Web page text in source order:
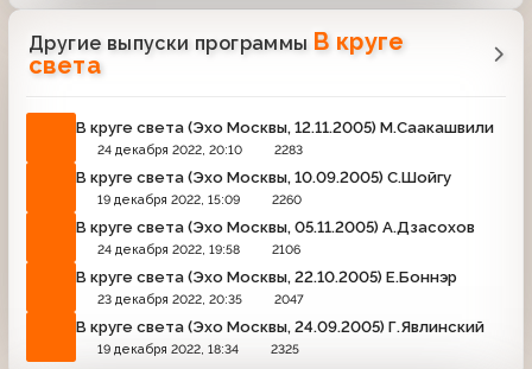
Другие выпуски программы В круге
света
В круге света (Эхо Москвы, 12.11.2005) М.Саакашвили
24 декабря 2022, 20:10 2283
В круге света (Эхо Москвы, 10.09.2005) С.Шойгу
19 декабря 2022, 15:09 2260
В круге света (Эхо Москвы, 05.11.2005) А.Дзасохов
24 декабря 2022, 19:58 2106
В круге света (Эхо Москвы, 22.10.2005) Е.Боннэр
23 декабря 2022, 20:35 2047
В круге света (Эхо Москвы, 24.09.2005) Г.Явлинский
19 декабря 2022, 18:34 2325